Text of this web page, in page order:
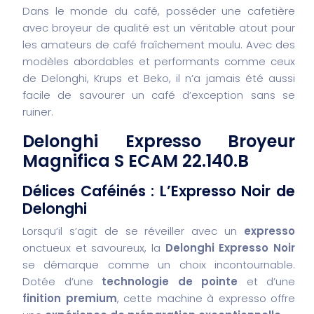
Dans le monde du café, posséder une cafetière
avec broyeur de qualité est un véritable atout pour
les amateurs de café fraîchement moulu. Avec des
modèles abordables et performants comme ceux
de Delonghi, Krups et Beko, il n’a jamais été aussi
facile de savourer un café d’exception sans se
ruiner.
Delonghi Expresso Broyeur
Magnifica S ECAM 22.140.B
Délices Caféinés : L’Expresso Noir de
Delonghi
Lorsqu’il s’agit de se réveiller avec un expresso
onctueux et savoureux, la Delonghi Expresso Noir
se démarque comme un choix incontournable.
Dotée d’une technologie de pointe et d’une
finition premium, cette machine à expresso offre